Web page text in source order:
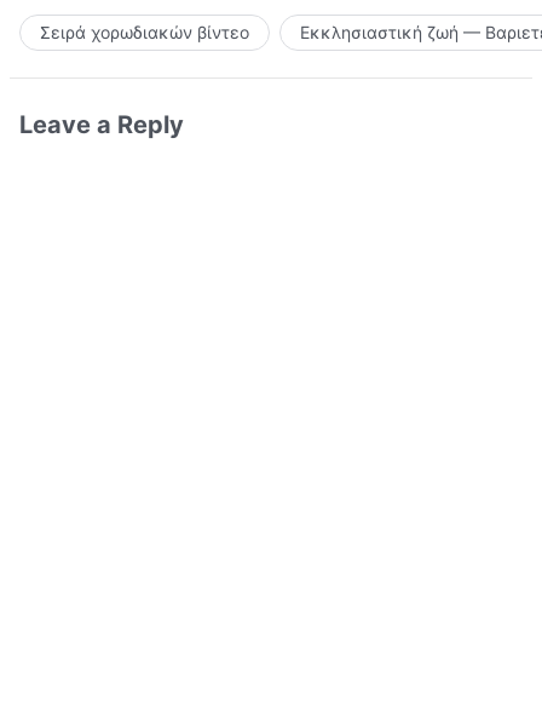
Σειρά χορωδιακών βίντεο Εκκλησιαστική ζωή —
Leave a Reply